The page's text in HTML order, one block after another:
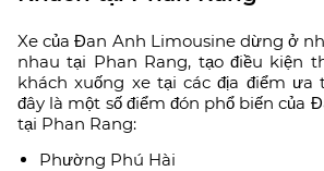
Xe của Đan Anh Limousine dừng ở
nhau tại Phan Rang, tạo điều kiện
khách xuống xe tại các địa điểm ưa
đây là một số điểm đón phổ biến của
tại Phan Rang:
Phường Phú Hài